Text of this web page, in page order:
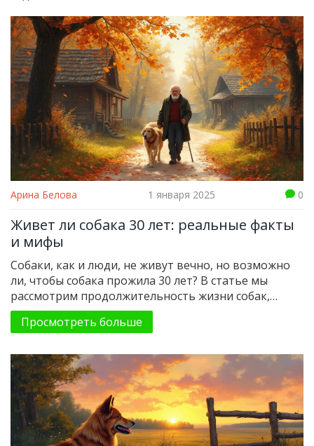
Арина Белова 1 января 2025 0
Живет ли собака 30 лет: реальные факты
и мифы
Собаки, как и люди, не живут вечно, но возможно
ли, чтобы собака прожила 30 лет? В статье мы
рассмотрим продолжительность жизни собак,
факторы, влияющие на это, и известные случаи
долгожителей. Также поделимся полезными
питомцу. Это поможет лучше понять, как
заботиться о своих четвероногих друзьях.
Просмотреть больше